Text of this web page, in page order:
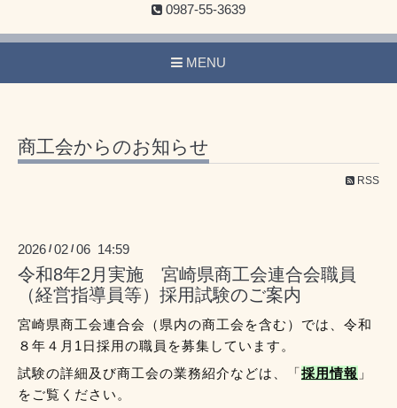
0987-55-3639
MENU
商工会からのお知らせ
RSS
2026 /02 /06 14:59
令和8年2月実施 宮崎県商工会連合会職員
（経営指導員等）採用試験のご案内
宮崎県商工会連合会（県内の商工会を含む） では、令和
８年４月1日採用の職員を募集しています。
試験の詳細及び商工会の業務紹介などは、「採用情報 」
をご覧ください。